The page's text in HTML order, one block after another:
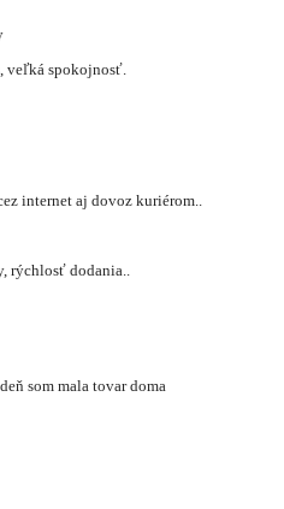
veľká spokojnosť.
internet aj dovoz kuriérom..
rýchlosť dodania..
som mala tovar doma